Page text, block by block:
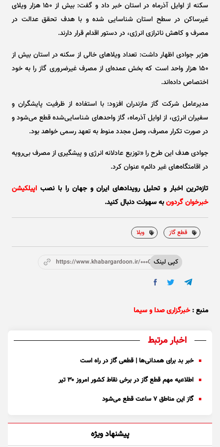
سکنه از اوایل آذرماه در استان خبر داد و گفت: بیش از ۱۵۰ هزار ویلای
غیرساکن در سطح استان شناسایی شده و با هدف تحقق عدالت در
مصرف و کاهش ناترازی انرژی، در دستور اقدام قرار دارند.
هژبر جوادی اظهار داشت: تعداد ویلا‌های خالی از سکنه در استان بیش از
۱۵۰ هزار واحد است که بخش عمده‌ای از مصرف غیرضروری گاز را به خود
اختصاص داده‌اند.
مدیرعامل شرکت گاز مازندران افزود: با استفاده از ظرفیت پایشگران و
سفیران انرژی، از اوایل آذرماه، گاز واحد‌های شناسایی‌شده قطع می‌شود و
در صورت تکرار مصرف، وصل مجدد منوط به تعهد رسمی خواهد بود.
جوادی هدف این طرح را «توزیع عادلانه انرژی و پیشگیری از مصرف بی‌رویه
در اقامتگاه‌های غیر دائم» عنوان کرد.
تازه‌ترین اخبار و تحلیل‌ رویدادهای ایران و جهان را با نصب اپیلکیشن
خبرخوان گردونبه سهولت دنبال کنید.
قطع گاز ویلا
کپی لینکhttps://www.khabargardoon.ir/000OdE
منبع : خبرگزاری صدا و سیما
اخبار مرتبط
خبر بد برای همدانی‌ها | قطعی گاز در راه است
اطلاعیه مهم قطع گاز در برخی نقاط کشور امروز ۳۰ تیر
گاز این مناطق ۷ ساعت قطع می‌شود
پیشنهاد ویژه